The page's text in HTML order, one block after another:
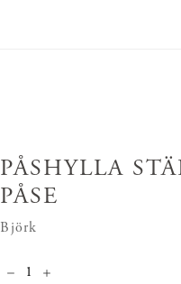
PÅSHYLLA
PÅSE
Björk